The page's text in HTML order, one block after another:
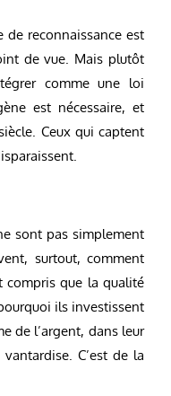
de reconnaissance est
de vue. Mais plutôt
comme une loi
est nécessaire, et
Ceux qui captent
sont pas simplement
surtout, comment
compris que la qualité
ils investissent
de l’argent, dans leur
C’est de la